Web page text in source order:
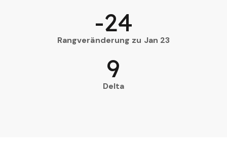
Rangveränderung zu Jan 23
-24
Delta
9